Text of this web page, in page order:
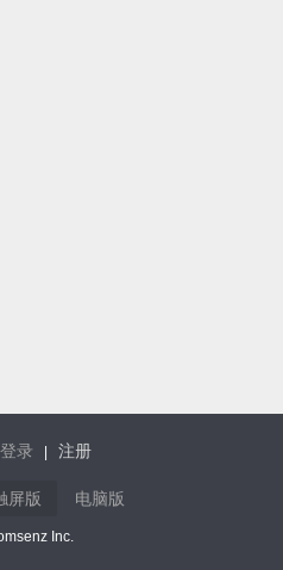
登录 注册
屏版 电脑版
Inc.